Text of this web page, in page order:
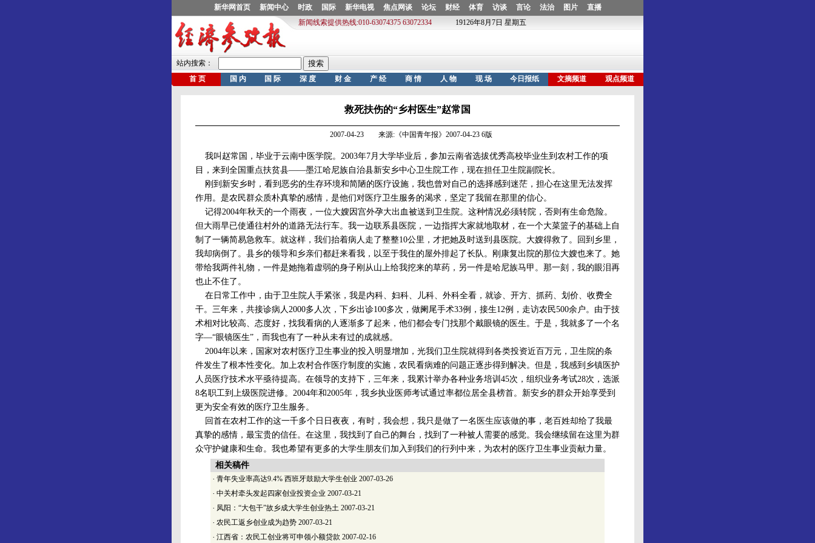
救死扶伤的“乡村医生”赵常国
2007-04-23 来源:《中国青年报》2007-04-23 6版
我叫赵常国，毕业于云南中医学院。2003年7月大学毕业后，参加云南省选拔优秀高校毕业生到农村工作的项
目，来到全国重点扶贫县——墨江哈尼族自治县新安乡中心卫生院工作，现在担任卫生院副院长。
刚到新安乡时，看到恶劣的生存环境和简陋的医疗设施，我也曾对自己的选择感到迷茫，担心在这里无法发挥
作用。是农民群众质朴真挚的感情，是他们对医疗卫生服务的渴求，坚定了我留在那里的信心。
记得2004年秋天的一个雨夜，一位大嫂因宫外孕大出血被送到卫生院。这种情况必须转院，否则有生命危险。
但大雨早已使通往村外的道路无法行车。我一边联系县医院，一边指挥大家就地取材，在一个大菜篮子的基础上自
制了一辆简易急救车。就这样，我们抬着病人走了整整10公里，才把她及时送到县医院。大嫂得救了。回到乡里，
我却病倒了。县乡的领导和乡亲们都赶来看我，以至于我住的屋外排起了长队。刚康复出院的那位大嫂也来了。她
带给我两件礼物，一件是她拖着虚弱的身子刚从山上给我挖来的草药，另一件是哈尼族马甲。那一刻，我的眼泪再
也止不住了。
在日常工作中，由于卫生院人手紧张，我是内科、妇科、儿科、外科全看，就诊、开方、抓药、划价、收费全
干。三年来，共接诊病人2000多人次，下乡出诊100多次，做阑尾手术33例，接生12例，走访农民500余户。由于技
术相对比较高、态度好，找我看病的人逐渐多了起来，他们都会专门找那个戴眼镜的医生。于是，我就多了一个名
字—“眼镜医生”，而我也有了一种从未有过的成就感。
2004年以来，国家对农村医疗卫生事业的投入明显增加，光我们卫生院就得到各类投资近百万元，卫生院的条
件发生了根本性变化。加上农村合作医疗制度的实施，农民看病难的问题正逐步得到解决。但是，我感到乡镇医护
人员医疗技术水平亟待提高。在领导的支持下，三年来，我累计举办各种业务培训45次，组织业务考试28次，选派
8名职工到上级医院进修。2004年和2005年，我乡执业医师考试通过率都位居全县榜首。新安乡的群众开始享受到
更为安全有效的医疗卫生服务。
回首在农村工作的这一千多个日日夜夜，有时，我会想，我只是做了一名医生应该做的事，老百姓却给了我最
真挚的感情，最宝贵的信任。在这里，我找到了自己的舞台，找到了一种被人需要的感觉。我会继续留在这里为群
众守护健康和生命。我也希望有更多的大学生朋友们加入到我们的行列中来，为农村的医疗卫生事业贡献力量。
相关稿件
· 青年失业率高达9.4% 西班牙鼓励大学生创业 2007-03-26
· 中关村牵头发起四家创业投资企业 2007-03-21
· 凤阳：“大包干”故乡成大学生创业热土 2007-03-21
· 农民工返乡创业成为趋势 2007-03-21
· 江西省：农民工创业将可申领小额贷款 2007-02-16